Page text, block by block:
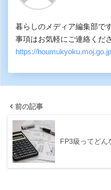
暮らしのメディア編集部で
事項はお気軽にご連絡くだ
https://
前の記事
FP3級ってどん